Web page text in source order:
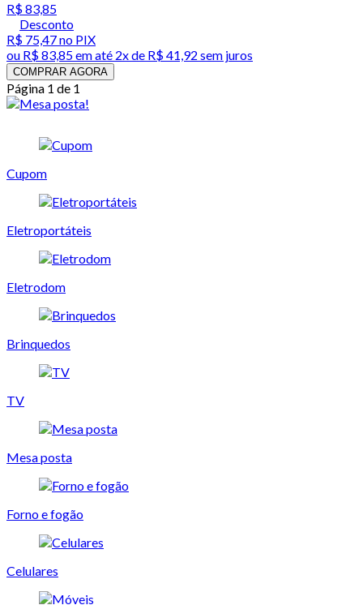
R$ 83,85
Desconto
R$ 75,47no PIX
ou R$ 83,85em até 2x de R$ 41,92 sem juros
COMPRAR AGORA
Página 1 de 1
Cupom
Eletroportáteis
Eletrodom
Brinquedos
TV
Mesa posta
Forno e fogão
Celulares